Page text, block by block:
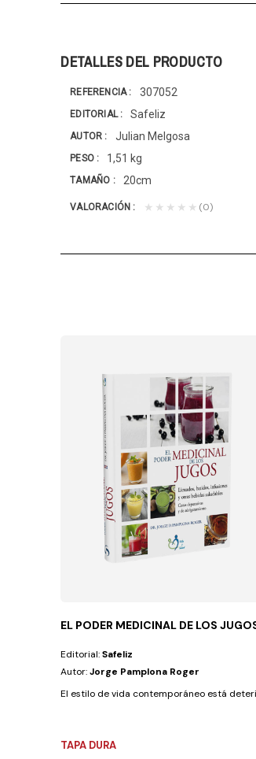
DETALLES DEL PRODUCTO
REFERENCIA 307052
EDITORIAL Safeliz
AUTOR Julian Melgosa
PESO 1,51 kg
TAMAÑO 20cm
VALORACIÓN ★★★★★ (0)
EL PODER MEDICINAL DE LOS
Editorial:Safeliz
Autor:Jorge Pamplona Roger
El estilo de vida contemporáneo está
TAPA DURA